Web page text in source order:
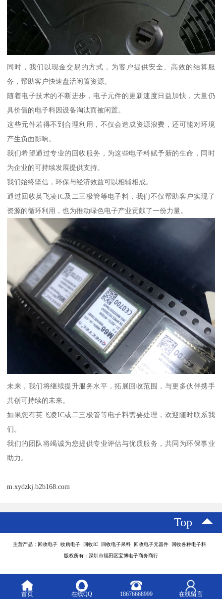
同时，我们以现金交易的方式，为客户提供安全、高效的结算服
务，帮助客户快速盘活闲置资源。
随着电子技术的不断进步，电子元件的更新速度日益加快，大量仍
具价值的电子料因设备淘汰而被闲置。
这些元件若得不到合理利用，不仅会造成资源浪费，还可能对环境
产生负面影响。
我们希望通过专业的回收服务，为这些电子料赋予新的生命，同时
为企业的可持续发展提供支持。
我们始终坚信，环保与经济效益可以相辅相成。
通过回收英飞凌IC及二三极管等电子料，我们不仅帮助客户实现了
资源的循环利用，也为推动绿色电子产业贡献了一份力量。
未来，我们将继续提升服务水平，拓展回收范围，与更多伙伴携手
共创可持续的未来。
如果您有英飞凌IC或二三极管等电子料需要处理，欢迎随时联系我
们。
我们的团队将竭诚为您提供专业评估与优质服务，共同为环保事业
助力。
m.xydzkj.b2b168.com
Top
主营产品：回收电子 收购电子 回收IC 回收电子呆料 回收电子元器件 回收各种电子料
版权所有：深圳市福田区宝博电子商务商行
首页 在线QQ 18676668999 在线留言